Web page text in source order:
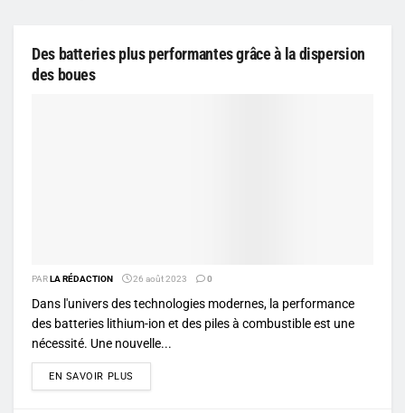
Des batteries plus performantes grâce à la dispersion
des boues
PARLA RÉDACTION 26 août 2023 0
Dans l'univers des technologies modernes, la performance
des batteries lithium-ion et des piles à combustible est une
nécessité. Une nouvelle...
EN SAVOIR PLUS